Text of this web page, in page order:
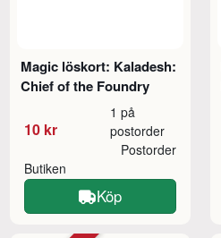
Magic löskort: Kaladesh:
Chief of the Foundry
10 kr
1 på
postorder
Butiken
Postorder
Köp